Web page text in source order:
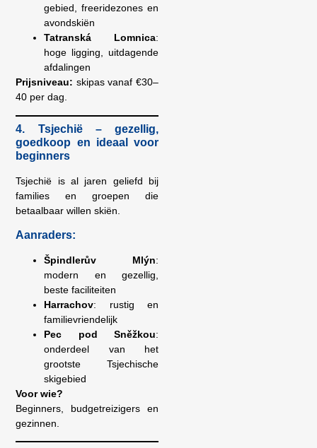
gebied, freeridezones en
avondskiën
Tatranská Lomnica:
hoge ligging, uitdagende
afdalingen
Prijsniveau: skipas vanaf €30–
40 per dag.
4. Tsjechië – gezellig,
goedkoop en ideaal voor
beginners
Tsjechië is al jaren geliefd bij
families en groepen die
betaalbaar willen skiën.
Aanraders:
Špindlerův Mlýn:
modern en gezellig,
beste faciliteiten
Harrachov: rustig en
familievriendelijk
Pec pod Sněžkou:
onderdeel van het
grootste Tsjechische
skigebied
Voor wie?
Beginners, budgetreizigers en
gezinnen.